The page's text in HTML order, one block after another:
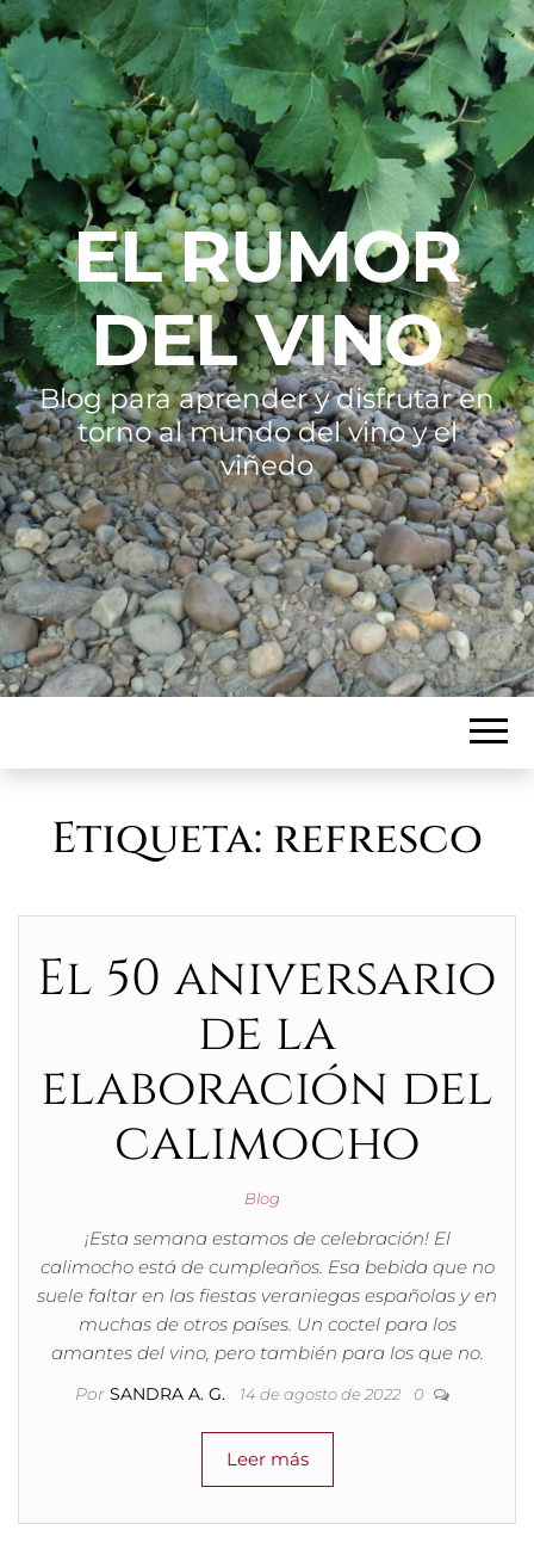
EL RUMOR
DEL VINO
Blog para aprender y disfrutar en
torno al mundo del vino y el
viñedo
Etiqueta: refresco
El 50 aniversario
de la
elaboración del
calimocho
Blog
¡Esta semana estamos de celebración! El
calimocho está de cumpleaños. Esa bebida que no
suele faltar en las fiestas veraniegas españolas y en
muchas de otros países. Un coctel para los
amantes del vino, pero también para los que no.
Por SANDRA A. G. 14 de agosto de 2022 0
Leer más